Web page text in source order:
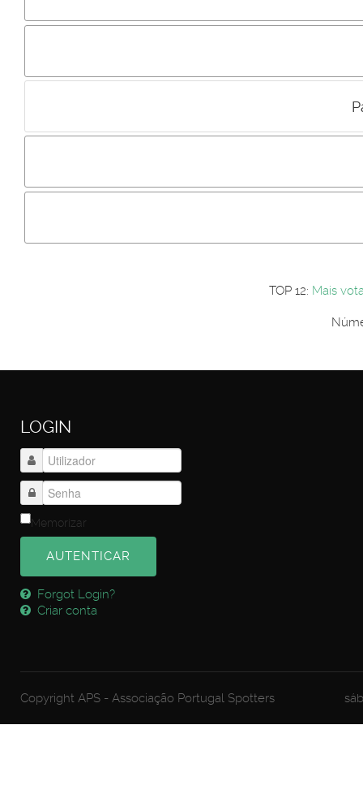
Incluir imagem :
Os
Primeiro autentique-se...
TOP 12: Mais
LOGIN
Memorizar
AUTENTICAR
Forgot Login?
Criar conta
Copyright APS - Associação Portugal Spotters